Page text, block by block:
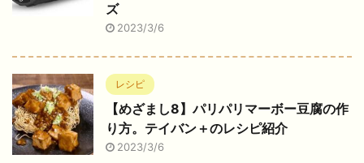
ズ
2023/3/6
レシピ
【めざまし8】パリパリマーボー豆腐の作
り方。テイバン＋のレシピ紹介
2023/3/6